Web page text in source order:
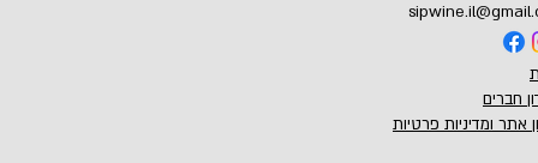
חברים
אתר ומדיניות פרטיות